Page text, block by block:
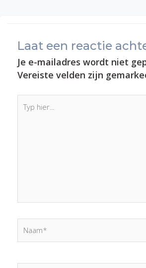
Laat een reactie
Je e-mailadres wordt niet
Vereiste velden zijn
hier...